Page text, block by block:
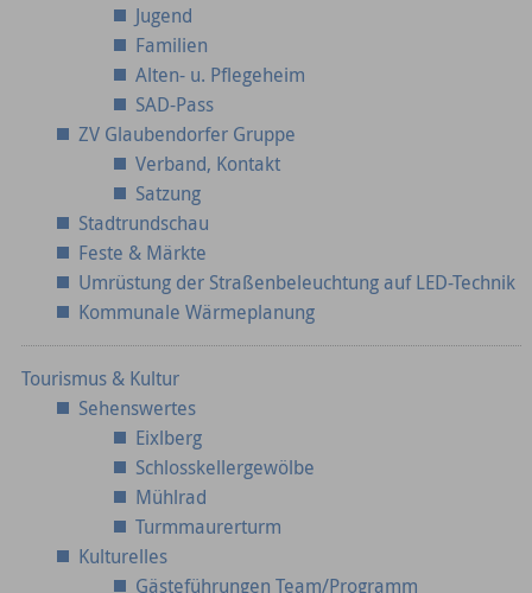
Jugend
Familien
Alten- u. Pflegeheim
SAD-Pass
ZV Glaubendorfer Gruppe
Verband, Kontakt
Satzung
Stadtrundschau
Feste & Märkte
Umrüstung der Straßenbeleuchtung auf LED-Technik
Kommunale Wärmeplanung
Tourismus & Kultur
Sehenswertes
Eixlberg
Schlosskellergewölbe
Mühlrad
Turmmaurerturm
Kulturelles
Gästeführungen Team/Programm